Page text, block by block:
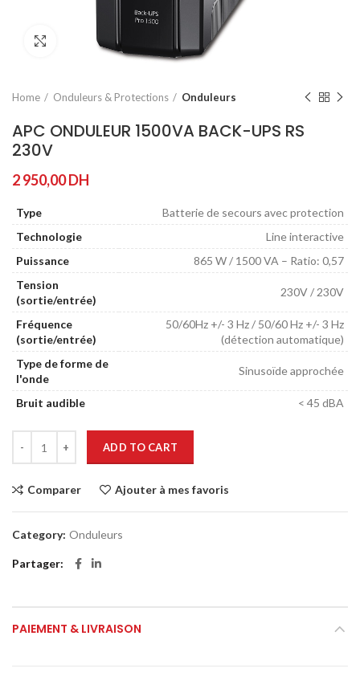
Agrandir
Home Onduleurs & Protections Onduleurs
APC ONDULEUR 1500VA BACK-UPS RS
230V
2 950,00DH
Type
Batterie de secours avec protection
Technologie
Line interactive
Puissance
865 W / 1500 VA – Ratio: 0,57
Tension
(sortie/entrée)
230V / 230V
Fréquence
(sortie/entrée)
50/60Hz +/- 3 Hz / 50/60 Hz +/- 3 Hz
(détection automatique)
Type de forme de
l'onde
Sinusoïde approchée
Bruit audible < 45 dBA
ADD TO CART
Comparer Ajouter à mes favoris
Category: Onduleurs
Partager
PAIEMENT & LIVRAISON